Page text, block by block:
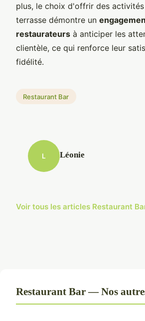
plus, le choix d'offrir des
terrasse démontre un
restaurateurs à anticiper les
clientèle, ce qui renforce leur
fidélité.
Restaurant Bar
L Léonie
Voir tous les articles Restaurant
Restaurant Bar — Nos